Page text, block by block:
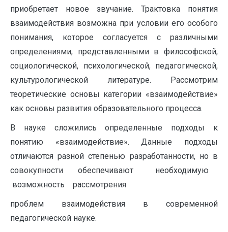
приобретает новое звучание. Трактовка понятия
взаимодействия возможна при условии его особого
понимания, которое согласуется с различными
определениями, представленными в философской,
социологической, психологической, педагогической,
культурологической литературе. Рассмотрим
теоретические основы категории «взаимодействие»
как основы развития образовательного процесса.
В науке сложились определенные подходы к
понятию «взаимодействие». Данные подходы
отличаются разной степенью разработанности, но в
совокупности обеспечивают необходимую
возможность рассмотрения
проблем взаимодействия в современной
педагогической науке.